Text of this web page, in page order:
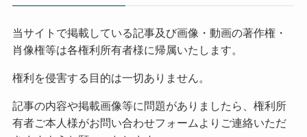
当サイトで掲載している記事及び画像・動画の著作権・
肖像権等は各権利所有者様に帰属いたします。
権利を侵害する目的は一切ありません。
記事の内容や掲載画像等に問題がありましたら、権利所
有者ご本人様がお問い合わせフォームよりご連絡いただ